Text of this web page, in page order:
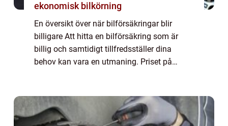
ekonomisk bilkörning
En översikt över när bilförsäkringar blir
billigare Att hitta en bilförsäkring som är
billig och samtidigt tillfredsställer dina
behov kan vara en utmaning. Priset på